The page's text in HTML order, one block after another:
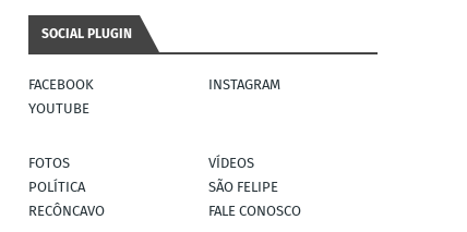
SOCIAL PLUGIN
FACEBOOK
INSTAGRAM
YOUTUBE
FOTOS
VÍDEOS
POLÍTICA
SÃO FELIPE
RECÔNCAVO
FALE CONOSCO